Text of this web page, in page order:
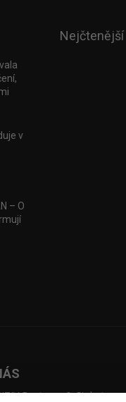
v
– O
Nejčtenější
Business & Style je